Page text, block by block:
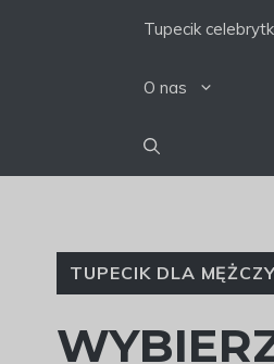
Tupecik
O nas
TUPECIK DLA